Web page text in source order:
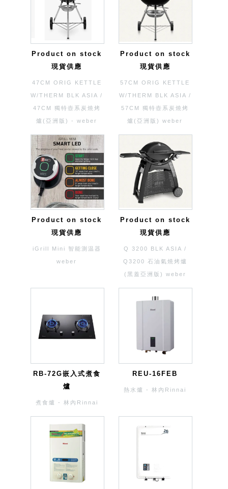
Product on stock
現貨供應
47CM ORIG KETTLE
W/THERM BLK ASIA /
47CM 獨特壺系炭燒烤
爐(亞洲版) - weber
Product on stock
現貨供應
57CM ORIG KETTLE
W/THERM BLK ASIA /
57CM 獨特壺系炭燒烤
爐(亞洲版) weber
Product on stock
現貨供應
iGrill Mini 智能測温器
weber
Product on stock
現貨供應
Q 3200 BLK ASIA /
Q3200 石油氣燒烤爐
(黑蓋亞洲版) weber
RB-72G嵌入式煮食
爐
煮食爐 - 林內Rinnai
REU-16FEB
熱水爐 - 林內Rinnai